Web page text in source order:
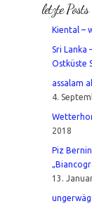
letzte Posts
Kiental –
Sri Lanka
Ostküste
assalam
4.
2018
Piz
13.